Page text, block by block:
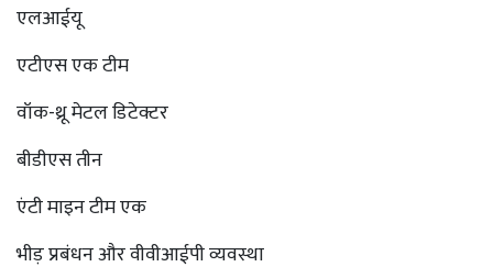
एलआईयू
एटीएस एक टीम
वॉक-थ्रू मेटल डिटेक्टर
बीडीएस तीन
एंटी माइन टीम एक
भीड़ प्रबंधन और वीवीआईपी व्यवस्था